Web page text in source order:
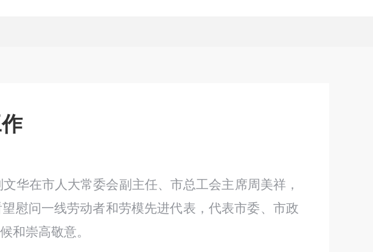
华在市人大常委会副主任、市总工会主席周美祥，
问一线劳动者和劳模先进代表，代表市委、市政
崇高敬意。